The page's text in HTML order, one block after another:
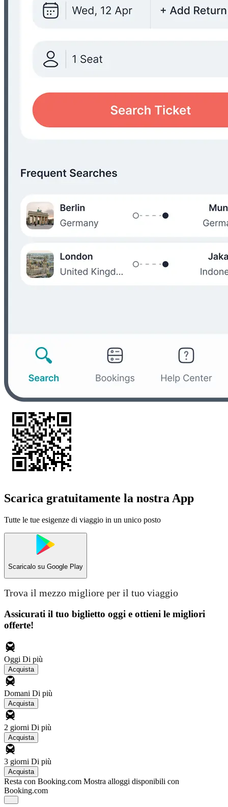
Scarica gratuitamente la nostra App
Tutte le tue esigenze di viaggio in un unico posto
Scaricalo su Google Play
Trova il mezzo migliore per il tuo viaggio
Assicurati il ​​tuo biglietto oggi e ottieni le migliori
offerte!
Oggi Di più
Acquista
Domani Di più
Acquista
2 giorni Di più
Acquista
3 giorni Di più
Acquista
Resta con Booking.com Mostra alloggi disponibili con
Booking.com